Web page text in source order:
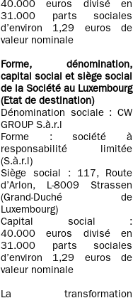
40.000 euros divisé en
31.000 parts sociales
d’environ 1,29 euros de
valeur nominale
Forme, dénomination,
capital social et siège social
de la Société au Luxembourg
(Etat de destination)
Dénomination sociale : CW
GROUP S.à.r.l
Forme : société à
responsabilité limitée
(S.à.r.l)
Siège social : 117, Route
d’Arlon, L-8009 Strassen
(Grand-Duché de
Luxembourg)
Capital social :
40.000 euros divisé en
31.000 parts sociales
d’environ 1,29 euros de
valeur nominale
La transformation